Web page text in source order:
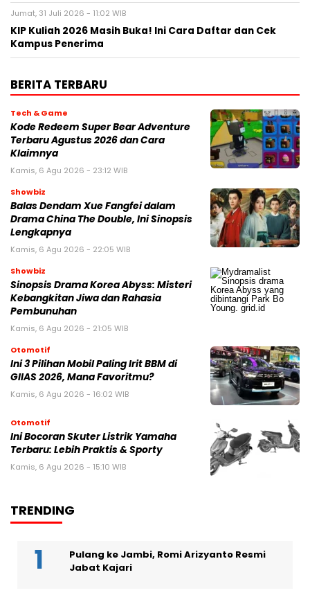
Jumat, 31 Juli 2026 - 11:02 WIB
KIP Kuliah 2026 Masih Buka! Ini Cara Daftar dan Cek
Kampus Penerima
BERITA TERBARU
Tech & Game
Kode Redeem Super Bear Adventure
Terbaru Agustus 2026 dan Cara
Klaimnya
Kamis, 6 Agu 2026 - 23:12 WIB
Showbiz
Balas Dendam Xue Fangfei dalam
Drama China The Double, Ini Sinopsis
Lengkapnya
Kamis, 6 Agu 2026 - 22:05 WIB
Showbiz
Sinopsis Drama Korea Abyss: Misteri
Kebangkitan Jiwa dan Rahasia
Pembunuhan
Kamis, 6 Agu 2026 - 21:05 WIB
Otomotif
Ini 3 Pilihan Mobil Paling Irit BBM di
GIIAS 2026, Mana Favoritmu?
Kamis, 6 Agu 2026 - 16:02 WIB
Otomotif
Ini Bocoran Skuter Listrik Yamaha
Terbaru: Lebih Praktis & Sporty
Kamis, 6 Agu 2026 - 15:10 WIB
TRENDING
Pulang ke Jambi, Romi Arizyanto Resmi
Jabat Kajari